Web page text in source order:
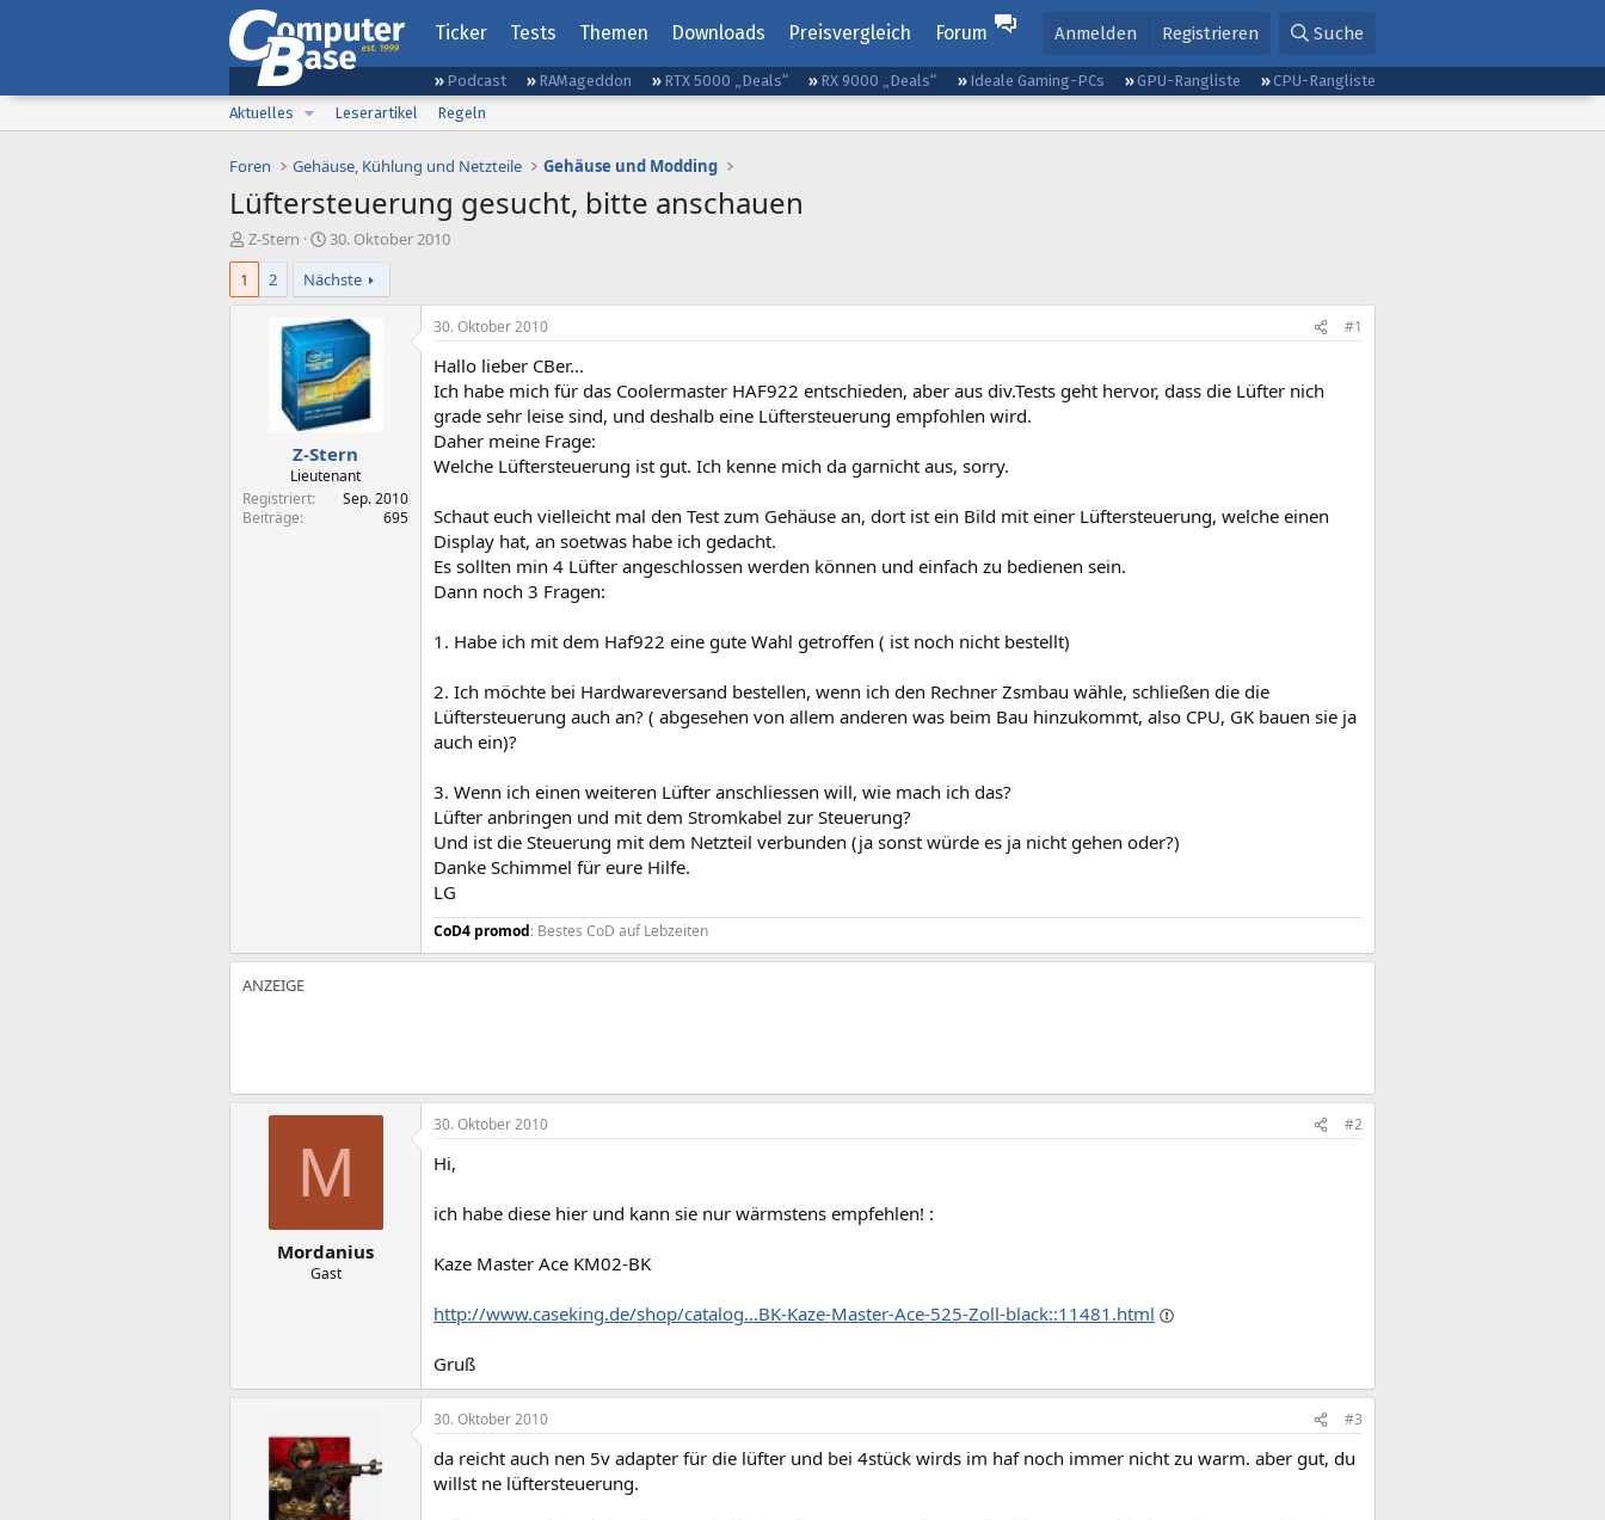
Ticker Tests Themen Downloads Preisvergleich Forum Anmelden Registrieren Suche
Podcast RAMageddon RTX 5000 „Deals“ RX 9000 „Deals“ Ideale Gaming-PCs GPU-Rangliste
CPU-Rangliste
Aktuelles
Leserartikel Regeln
Foren Gehäuse, Kühlung und Netzteile Gehäuse und Modding
Lüftersteuerung gesucht, bitte anschauen
E
r
t
Z-Stern
E
r
s
t
e
l
l
t
a
m
30. Oktober 2010
1
2 Nächste
Z-Stern
Lieutenant
Registriert
Sep. 2010
Beiträge
695
30. Oktober 2010 #1
Hallo lieber CBer...
Ich habe mich für das Coolermaster HAF922 entschieden, aber aus div.Tests geht hervor, dass die Lüfter nich
grade sehr leise sind, und deshalb eine Lüftersteuerung empfohlen wird.
Daher meine Frage:
Welche Lüftersteuerung ist gut. Ich kenne mich da garnicht aus, sorry.
Schaut euch vielleicht mal den Test zum Gehäuse an, dort ist ein Bild mit einer Lüftersteuerung, welche einen
Display hat, an soetwas habe ich gedacht.
Es sollten min 4 Lüfter angeschlossen werden können und einfach zu bedienen sein.
Dann noch 3 Fragen:
1. Habe ich mit dem Haf922 eine gute Wahl getroffen ( ist noch nicht bestellt)
2. Ich möchte bei Hardwareversand bestellen, wenn ich den Rechner Zsmbau wähle, schließen die die
Lüftersteuerung auch an? ( abgesehen von allem anderen was beim Bau hinzukommt, also CPU, GK bauen sie ja
auch ein)?
3. Wenn ich einen weiteren Lüfter anschliessen will, wie mach ich das?
Lüfter anbringen und mit dem Stromkabel zur Steuerung?
Und ist die Steuerung mit dem Netzteil verbunden (ja sonst würde es ja nicht gehen oder?)
Danke Schimmel für eure Hilfe.
LG
CoD4 promod: Bestes CoD auf Lebzeiten
M
Mordanius
Gast
30. Oktober 2010 #2
Hi,
ich habe diese hier und kann sie nur wärmstens empfehlen! :
Kaze Master Ace KM02-BK
http://www.caseking.de/shop/catalog...BK-Kaze-Master-Ace-525-Zoll-black::11481.html
Gruß
30. Oktober 2010 #3
da reicht auch nen 5v adapter für die lüfter und bei 4stück wirds im haf noch immer nicht zu warm. aber gut, du
willst ne lüftersteuerung.